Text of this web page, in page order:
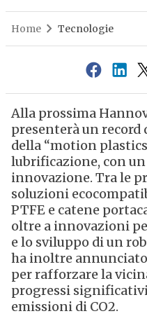
Home Tecnologie
Alla prossima
presenterà un record
della “motion
lubrificazione, con
innovazione. Tra le
soluzioni
PTFE e catene
oltre a innovazioni
e lo sviluppo di un
ha inoltre
per rafforzare la
progressi
emissioni di CO2.